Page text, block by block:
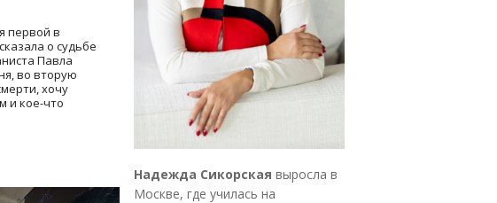
первой в
о судьбе
Павла
во вторую
хочу
и кое-что
Надежда Сикорская выросла в
Москве, где училась на